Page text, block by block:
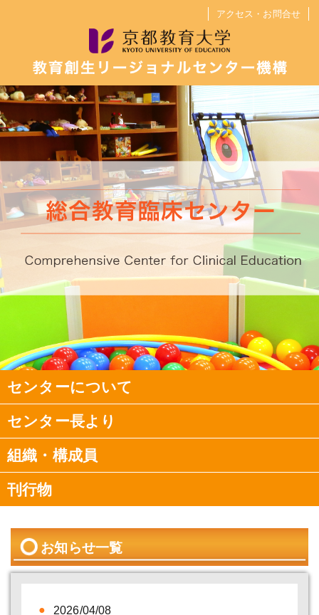
総合教育臨床センター
京都教育大学多様な学びサポートデータベー
学びサポート室
学びサポート室の主な活動実績
発達相談と心理教育相談
学校支援活動
床
セ
ン
アクセス・お問合せ
センターについて
センター長より
組織・構成員
刊行物
新着情報
お知らせ一覧
2026/04/08